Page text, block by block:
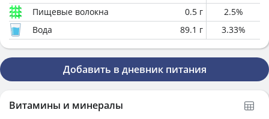
Пищевые волокна
0.5 г 2.5%
Вода
89.1 г 3.33%
Добавить в дневник питания
Витамины и минералы